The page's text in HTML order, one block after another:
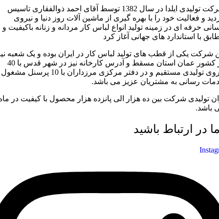
شرکت تولیدی ایلدا در سال 1382 توسط آقای احمد ذوالفقاری تاسیس
و فعالیت خود را با بهره گیری از ماشین آلات روز دنیا و نیروی
حرفه ای در زمینه تولید انواع لباس کار مردانه و زنانه باکیفیت و
با استاندارد های جهانی آغاز کرد
شرکت یکی از قطب های تولید لباس کار در ایران بوده و یک شعبه
در کشور عمان استان مسقط و آدرس کارخانه نیز در شهر قدس با 40
نیروی تولیدی مستقیم و در دفتر مرکزی مرزداران با 10 پرسنل مشغول
رسانی به مشتریان عزیز می باشد.
تولیدی شرکت بین ده هزار الی پانزده هزار محصول با کیفیت در
باشد.
در ارتباط باشید